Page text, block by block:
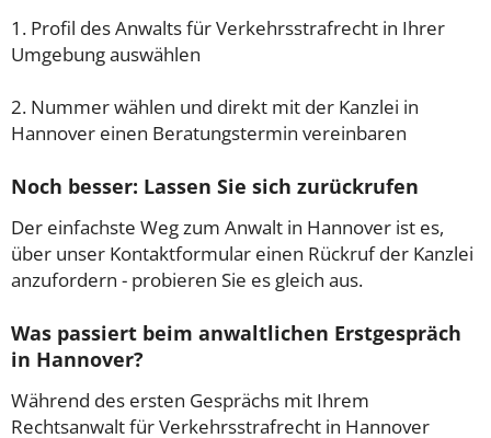
1. Profil des Anwalts für Verkehrsstrafrecht in Ihrer
Umgebung auswählen
2. Nummer wählen und direkt mit der Kanzlei in
Hannover einen Beratungstermin vereinbaren
Noch besser: Lassen Sie sich zurückrufen
Der einfachste Weg zum Anwalt in Hannover ist es,
über unser Kontaktformular einen Rückruf der Kanzlei
anzufordern - probieren Sie es gleich aus.
Was passiert beim anwaltlichen Erstgespräch
in Hannover?
Während des ersten Gesprächs mit Ihrem
Rechtsanwalt für Verkehrsstrafrecht in Hannover